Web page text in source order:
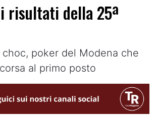
risultati della 25ª
poker del Modena che
al primo posto